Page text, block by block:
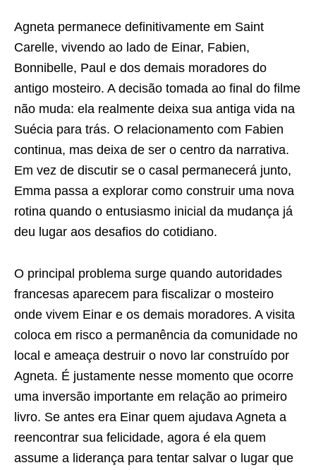
Agneta permanece definitivamente em Saint
Carelle, vivendo ao lado de Einar, Fabien,
Bonnibelle, Paul e dos demais moradores do
antigo mosteiro. A decisão tomada ao final do filme
não muda: ela realmente deixa sua antiga vida na
Suécia para trás. O relacionamento com Fabien
continua, mas deixa de ser o centro da narrativa.
Em vez de discutir se o casal permanecerá junto,
Emma passa a explorar como construir uma nova
rotina quando o entusiasmo inicial da mudança já
deu lugar aos desafios do cotidiano.
O principal problema surge quando autoridades
francesas aparecem para fiscalizar o mosteiro
onde vivem Einar e os demais moradores. A visita
coloca em risco a permanência da comunidade no
local e ameaça destruir o novo lar construído por
Agneta. É justamente nesse momento que ocorre
uma inversão importante em relação ao primeiro
livro. Se antes era Einar quem ajudava Agneta a
reencontrar sua felicidade, agora é ela quem
assume a liderança para tentar salvar o lugar que